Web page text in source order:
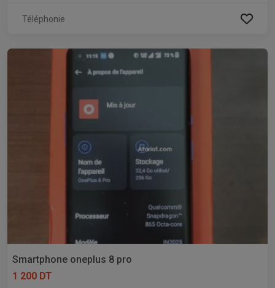
Téléphonie
Smartphone oneplus 8 pro
1 200 DT